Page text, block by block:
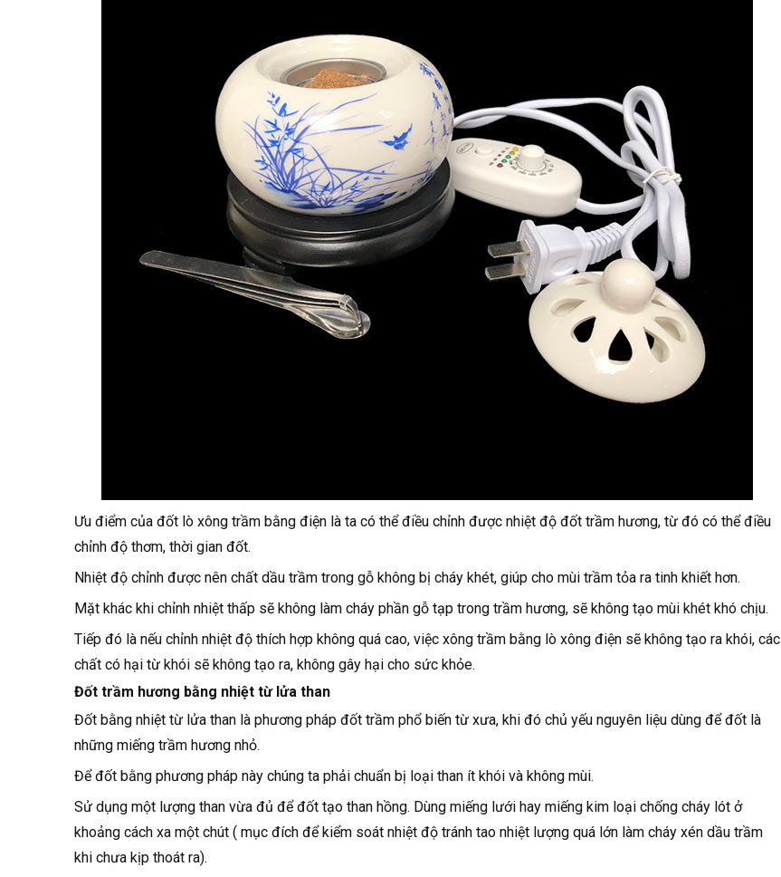
Ưu điểm của đốt lò xông trầm bằng điện là ta có thể điều chỉnh được nhiệt độ đốt trầm hương, từ đó có thể điều
chỉnh độ thơm, thời gian đốt.
Nhiệt độ chỉnh được nên chất dầu trầm trong gỗ không bị cháy khét, giúp cho mùi trầm tỏa ra tinh khiết hơn.
Mặt khác khi chỉnh nhiệt thấp sẽ không làm cháy phần gỗ tạp trong trầm hương, sẽ không tạo mùi khét khó chịu.
Tiếp đó là nếu chỉnh nhiệt độ thích hợp không quá cao, việc xông trầm bằng lò xông điện sẽ không tạo ra khói, các
chất có hại từ khói sẽ không tạo ra, không gây hại cho sức khỏe.
Đốt trầm hương bằng nhiệt từ lửa than
Đốt bằng nhiệt từ lửa than là phương pháp đốt trầm phổ biến từ xưa, khi đó chủ yếu nguyên liệu dùng để đốt là
những miếng trầm hương nhỏ.
Để đốt bằng phương pháp này chúng ta phải chuẩn bị loại than ít khói và không mùi.
Sử dụng một lượng than vừa đủ để đốt tạo than hồng. Dùng miếng lưới hay miếng kim loại chống cháy lót ở
khoảng cách xa một chút ( mục đích để kiểm soát nhiệt độ tránh tao nhiệt lượng quá lớn làm cháy xén dầu trầm
khi chưa kịp thoát ra).